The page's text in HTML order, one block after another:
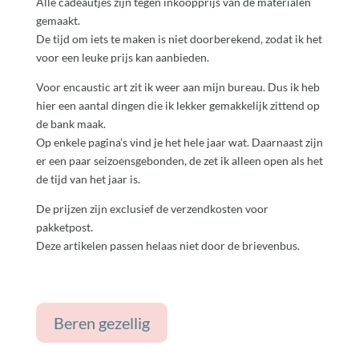
gemaakt.
De tijd om iets te maken is niet doorberekend, zodat ik het
voor een leuke prijs kan aanbieden.
Voor encaustic art zit ik weer aan mijn bureau. Dus ik heb
hier een aantal dingen die ik lekker gemakkelijk zittend op
de bank maak.
Op enkele pagina’s vind je het hele jaar wat. Daarnaast zijn
er een paar seizoensgebonden, de zet ik alleen open als het
de tijd van het jaar is.
De prijzen zijn exclusief de verzendkosten voor
pakketpost.
Deze artikelen passen helaas niet door de brievenbus.
Beren gezellig